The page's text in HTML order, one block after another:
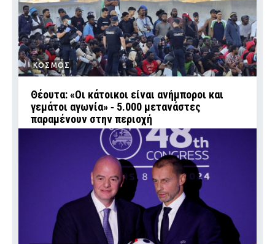
ΚΟΣΜΟΣ
Θέουτα: «Οι κάτοικοι είναι ανήμποροι και
γεμάτοι αγωνία» ‑ 5.000 μετανάστες
παραμένουν στην περιοχή